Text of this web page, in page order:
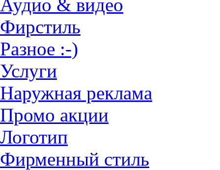
Аудио & видео
Фирстиль
Разное :-)
Услуги
Наружная реклама
Промо акции
Логотип
Фирменный стиль